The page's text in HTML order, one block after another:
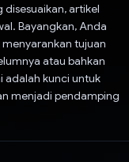
artikel
Bayangkan, Anda
tujuan
atau bahkan
adalah kunci untuk
menjadi pendamping